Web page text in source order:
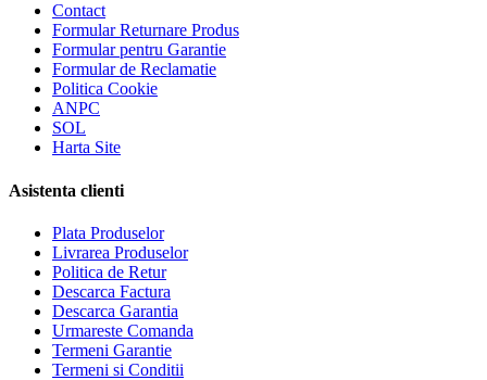
Contact
Formular Returnare Produs
Formular pentru Garantie
Formular de Reclamatie
Politica Cookie
ANPC
SOL
Harta Site
Asistenta clienti
Plata Produselor
Livrarea Produselor
Politica de Retur
Descarca Factura
Descarca Garantia
Urmareste Comanda
Termeni Garantie
Termeni si Conditii